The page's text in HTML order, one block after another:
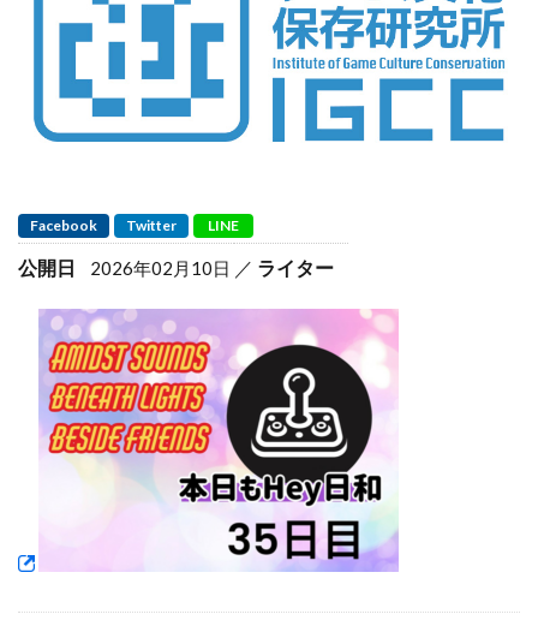
Facebook Twitter LINE
公開日 2026年02月10日 ライター